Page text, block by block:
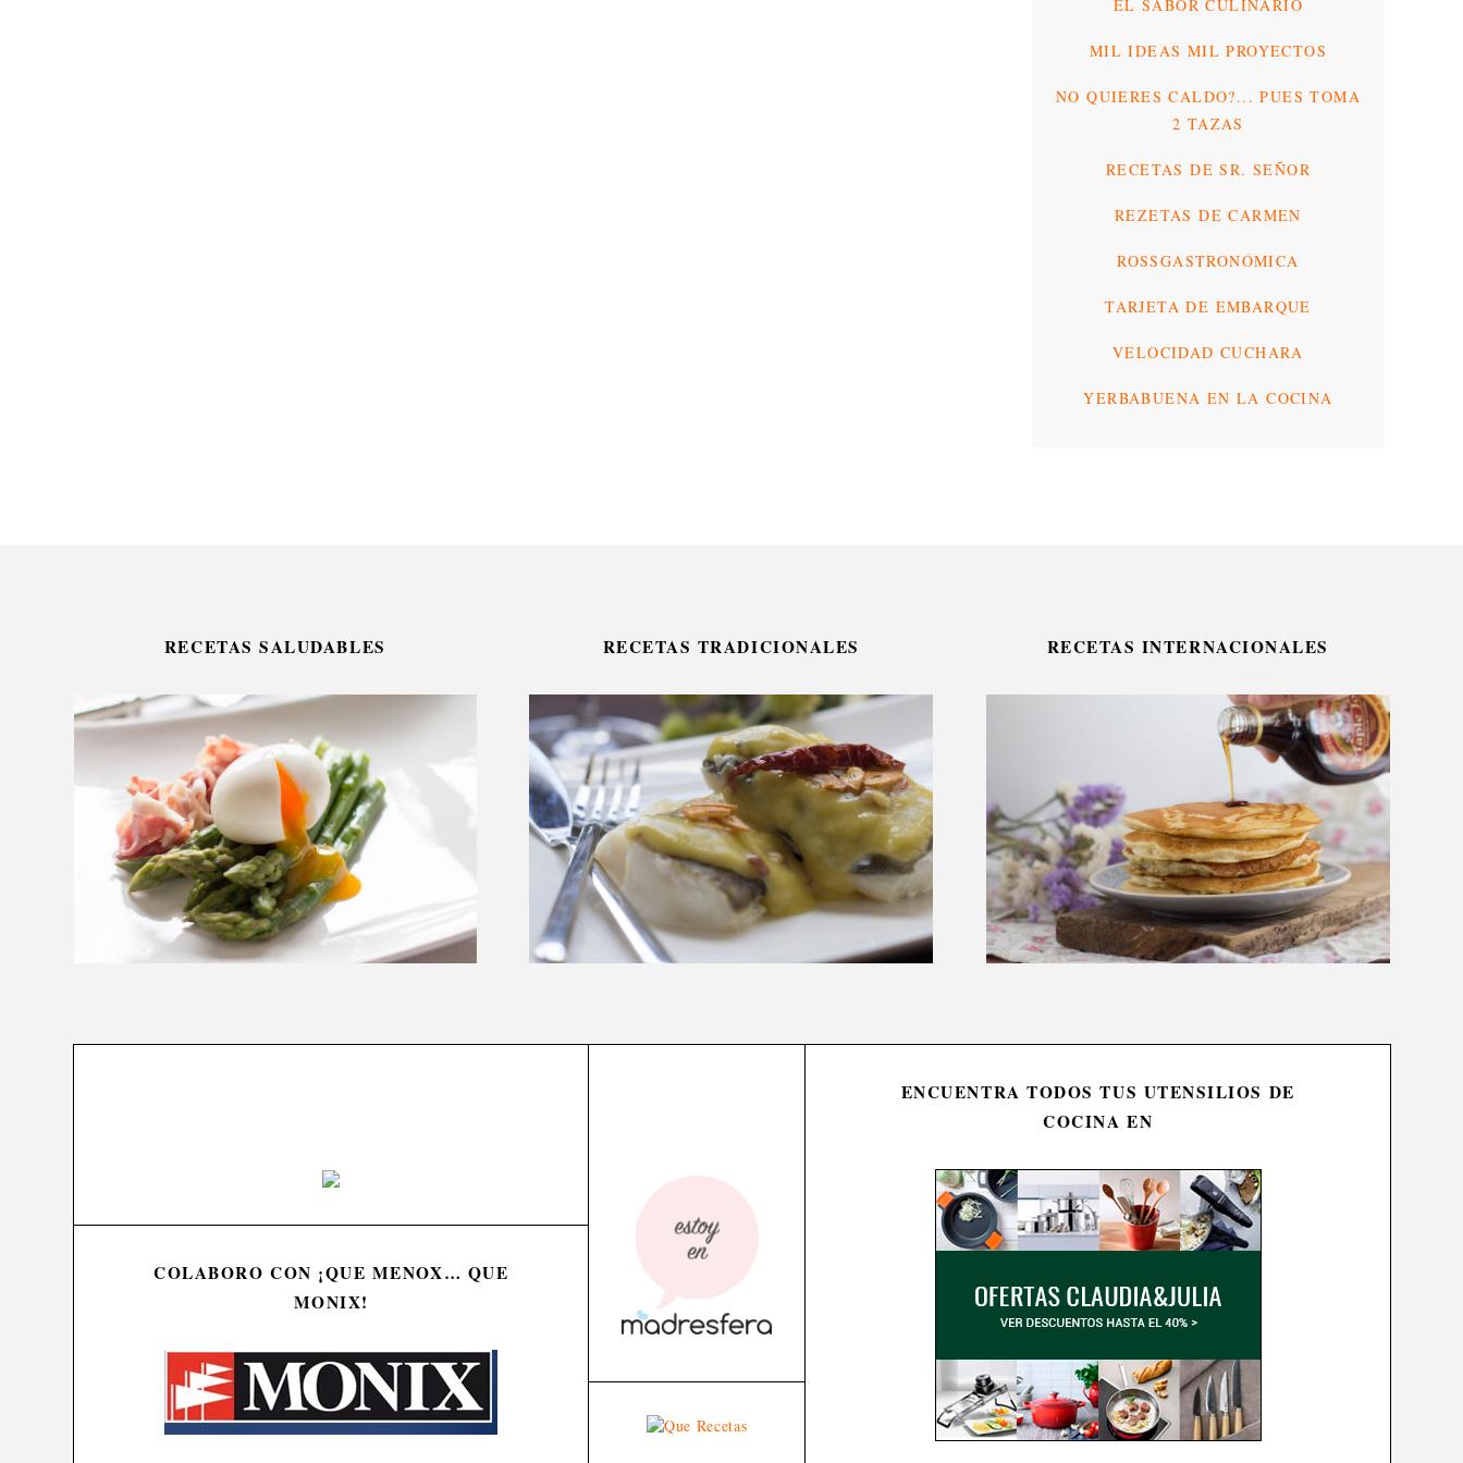
EL SABOR CULINARIO
MIL IDEAS MIL PROYECTOS
NO QUIERES CALDO?... PUES TOMA
2 TAZAS
RECETAS DE SR. SEÑOR
REZETAS DE CARMEN
ROSSGASTRONÓMICA
TARJETA DE EMBARQUE
VELOCIDAD CUCHARA
YERBABUENA EN LA COCINA
RECETAS SALUDABLES RECETAS TRADICIONALES RECETAS INTERNACIONALES
COLABORO CON ¡QUE MENOX… QUE
MONIX!
ENCUENTRA TODOS TUS UTENSILIOS DE
COCINA EN